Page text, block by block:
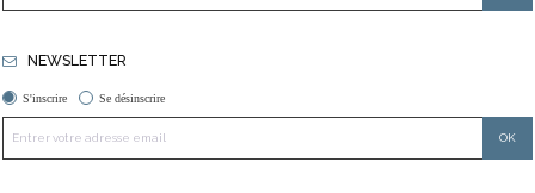
NEWSLETTER
S'inscrire Se désinscrire